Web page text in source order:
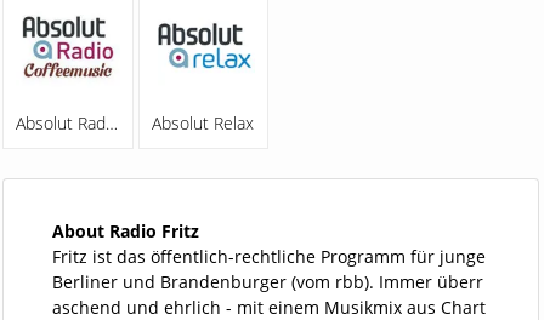
Absolut Radio Coffeemusic Absolut Relax
About Radio Fritz
Fritz ist das öffentlich-rechtliche Programm für junge
Berliner und Brandenburger (vom rbb). Immer überr
aschend und ehrlich - mit einem Musikmix aus Chart